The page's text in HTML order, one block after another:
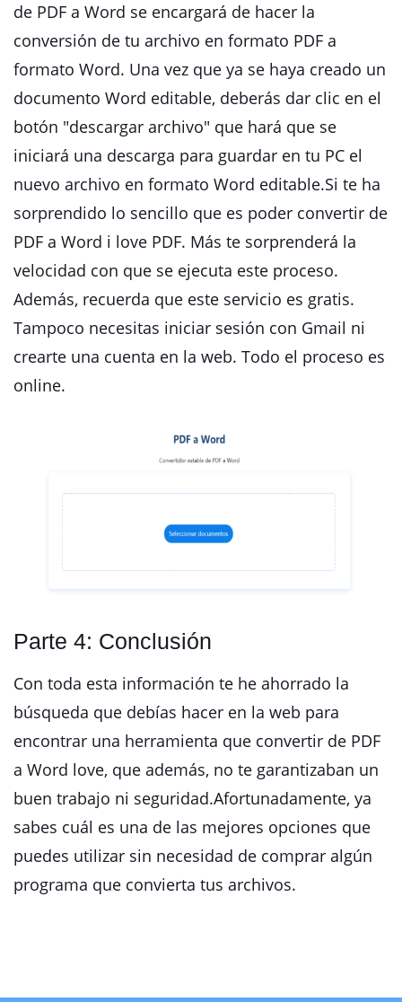
de PDF a Word se encargará de hacer la
conversión de tu archivo en formato PDF a
formato Word. Una vez que ya se haya creado un
documento Word editable, deberás dar clic en el
botón "descargar archivo" que hará que se
iniciará una descarga para guardar en tu PC el
nuevo archivo en formato Word editable.Si te ha
sorprendido lo sencillo que es poder convertir de
PDF a Word i love PDF. Más te sorprenderá la
velocidad con que se ejecuta este proceso.
Además, recuerda que este servicio es gratis.
Tampoco necesitas iniciar sesión con Gmail ni
crearte una cuenta en la web. Todo el proceso es
online.
Parte 4: Conclusión
Con toda esta información te he ahorrado la
búsqueda que debías hacer en la web para
encontrar una herramienta que convertir de PDF
a Word love, que además, no te garantizaban un
buen trabajo ni seguridad.Afortunadamente, ya
sabes cuál es una de las mejores opciones que
puedes utilizar sin necesidad de comprar algún
programa que convierta tus archivos.